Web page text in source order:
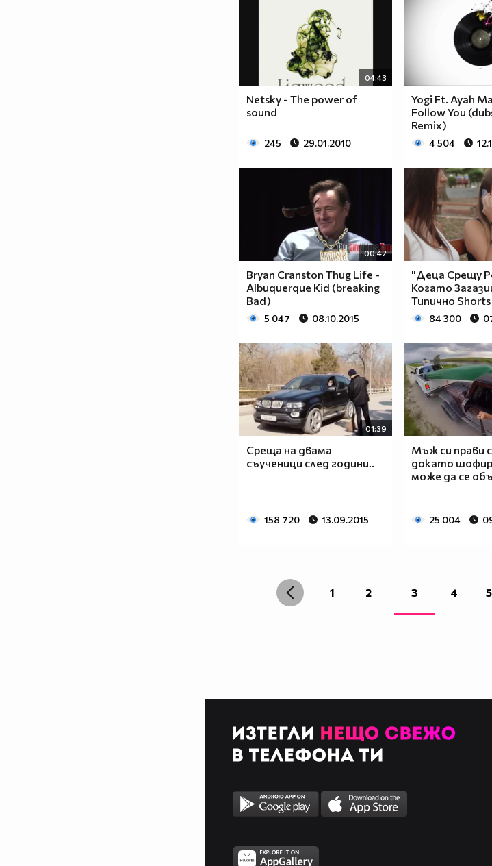
04:43
Netsky - The power of
sound
245 29.01.2010
Yogi Ft. Ayah
Follow You
Remix)
4 504
00:42
Bryan Cranston Thug Life -
Albuquerque Kid (breaking
Bad)
5 047 08.10.2015
"Деца Срещу
Когато
Типично Shorts
84 300
01:39
Среща на двама
съученици след години..
158 720 13.09.2015
Мъж си прави
докато
може да се
25 004
1 2 3 4 5